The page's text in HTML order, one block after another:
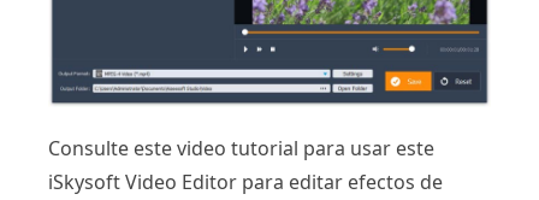
Consulte este video tutorial para usar este
iSkysoft Video Editor para editar efectos de